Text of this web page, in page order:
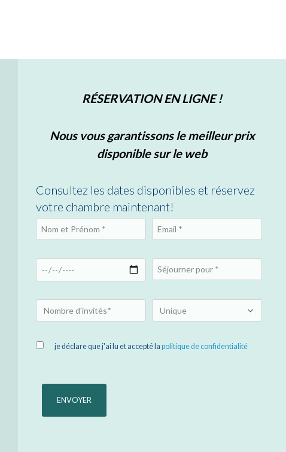
RÉSERVATION EN LIGNE !
Nous vous garantissons le meilleur prix
disponible sur le web
Consultez les dates disponibles et réservez
votre chambre maintenant!
je déclare que j'ai lu et accepté la politique de confidentialité